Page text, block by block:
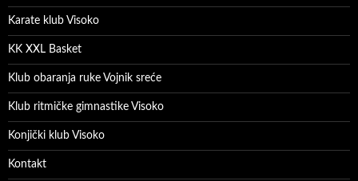
Karate klub Visoko
KK XXL Basket
Klub obaranja ruke Vojnik sreće
Klub ritmičke gimnastike Visoko
Konjički klub Visoko
Kontakt